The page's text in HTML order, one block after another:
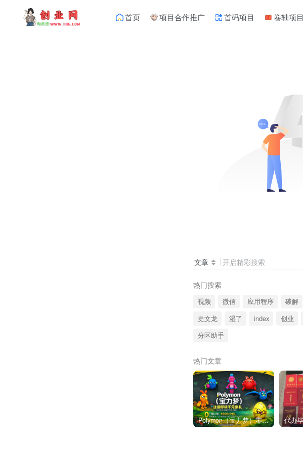
首页 项目合作推广 首码项目 卷轴项目
文章 开启精彩搜索
热门搜索
视频 微信 应用程序 破解
史文龙
湿了 index 创业
分区助手
热门文章
Polymon（宝力梦）零撸链游天花板，稳定收益，轻松变现，今日全球首发！